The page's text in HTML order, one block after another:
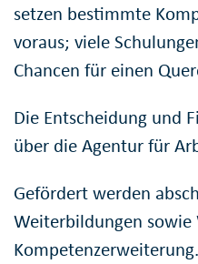
setzen bestimmte
voraus; viele
Chancen für einen
Die Entscheidung und
über die Agentur für
Gefördert werden
Weiterbildungen